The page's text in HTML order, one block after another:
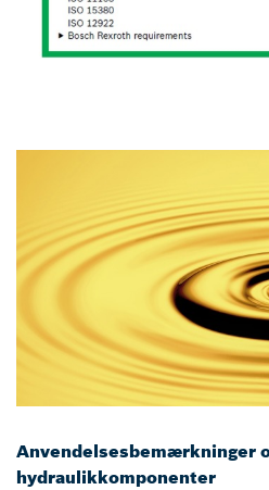
Anvendelsesbemærkninger
hydraulikkomponenter